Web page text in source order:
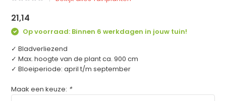
21,14
Op voorraad: Binnen 6 werkdagen in jouw tuin!
✓ Bladverliezend
✓ Max. hoogte van de plant ca. 900 cm
✓ Bloeiperiode: april t/m september
Maak een keuze: *